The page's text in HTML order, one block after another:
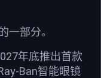
一部分。
年底推出首款
Ban智能眼镜